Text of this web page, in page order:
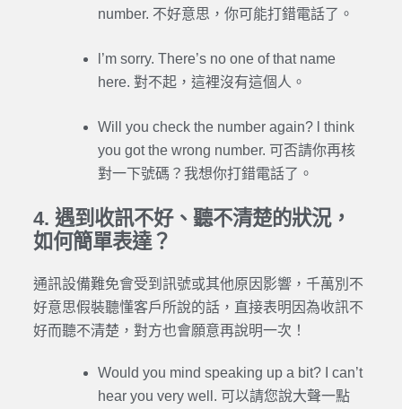
number. 不好意思，你可能打錯電話了。
l’m sorry. There’s no one of that name
here. 對不起，這裡沒有這個人。
Will you check the number again? l think
you got the wrong number. 可否請你再核
對一下號碼？我想你打錯電話了。
4. 遇到收訊不好、聽不清楚的狀況，
如何簡單表達？
通訊設備難免會受到訊號或其他原因影響，千萬別不
好意思假裝聽懂客戶所說的話，直接表明因為收訊不
好而聽不清楚，對方也會願意再說明一次！
Would you mind speaking up a bit? I can’t
hear you very well. 可以請您說大聲一點